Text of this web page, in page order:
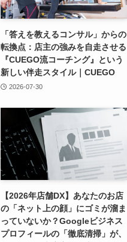
「答えを教えるコンサル」からの
転換点：店主の強みを自走させる
『CUEGO流コーチング』という
新しい伴走スタイル｜CUEGO
2026-07-30
【2026年店舗DX】あなたのお店
の「ネット上の顔」にゴミが溜ま
っていないか？Googleビジネス
プロフィールの「徹底清掃」が、